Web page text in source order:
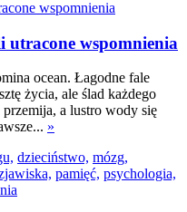
utracone wspomnienia
ocean. Łagodne fale
życia, ale ślad każdego
a lustro wody się
»
dzieciństwo, mózg,
pamięć, psychologia,